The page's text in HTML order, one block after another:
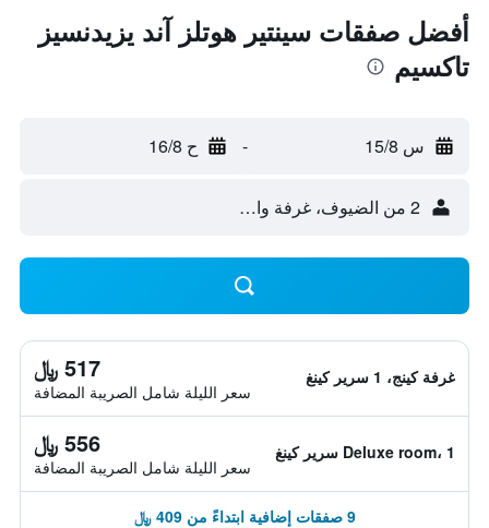
أفضل صفقات سينتير هوتلز آند يزيدنسيز
تاكسيم
س 15/8 - ح 16/8
2 من الضيوف، غرفة واحدة
غرفة كينج، 1 سرير كينغ 517 ﷼
سعر الليلة شامل الصريبة المضافة
Deluxe room، 1 سرير كينغ 556 ﷼
سعر الليلة شامل الصريبة المضافة
9 صفقات إضافية ابتداءً من 409 ﷼